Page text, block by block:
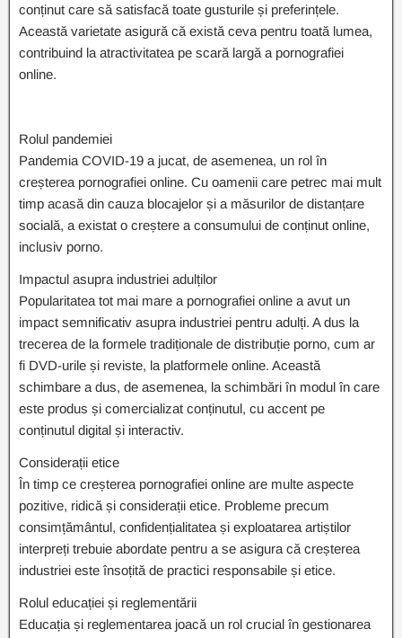
conținut care să satisfacă toate gusturile și preferințele.
Această varietate asigură că există ceva pentru toată lumea,
contribuind la atractivitatea pe scară largă a pornografiei
online.
Rolul pandemiei
Pandemia COVID-19 a jucat, de asemenea, un rol în
creșterea pornografiei online. Cu oamenii care petrec mai mult
timp acasă din cauza blocajelor și a măsurilor de distanțare
socială, a existat o creștere a consumului de conținut online,
inclusiv porno.
Impactul asupra industriei adulților
Popularitatea tot mai mare a pornografiei online a avut un
impact semnificativ asupra industriei pentru adulți. A dus la
trecerea de la formele tradiționale de distribuție porno, cum ar
fi DVD-urile și reviste, la platformele online. Această
schimbare a dus, de asemenea, la schimbări în modul în care
este produs și comercializat conținutul, cu accent pe
conținutul digital și interactiv.
Considerații etice
În timp ce creșterea pornografiei online are multe aspecte
pozitive, ridică și considerații etice. Probleme precum
consimțământul, confidențialitatea și exploatarea artiștilor
interpreți trebuie abordate pentru a se asigura că creșterea
industriei este însoțită de practici responsabile și etice.
Rolul educației și reglementării
Educația și reglementarea joacă un rol crucial în gestionarea